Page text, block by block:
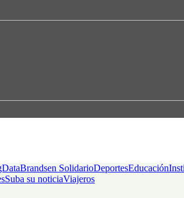
Brandsen SolidarioDeportesEducación
Suba su noticiaViajeros